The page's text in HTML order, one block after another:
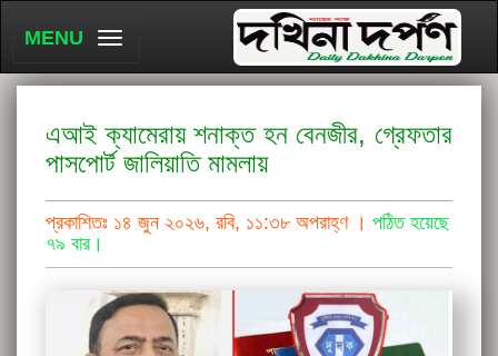
MENU
এআই ক্যামেরায় শনাক্ত হন বেনজীর, গ্রেফতার
পাসপোর্ট জালিয়াতি মামলায়
প্রকাশিতঃ ১৪ জুন ২০২৬, রবি, ১১:৩৮ অপরাহ্ণ । পঠিত হয়েছে
৭৯ বার।